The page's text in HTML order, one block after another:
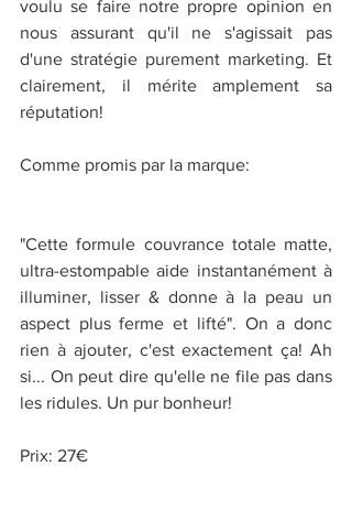
voulu se faire notre propre opinion en
nous assurant qu'il ne s'agissait pas
d'une stratégie purement marketing. Et
clairement, il mérite amplement sa
réputation!
Comme promis par la marque:
"Cette formule couvrance totale matte,
ultra-estompable aide instantanément à
illuminer, lisser & donne à la peau un
aspect plus ferme et lifté". On a donc
rien à ajouter, c'est exactement ça! Ah
si... On peut dire qu'elle ne file pas dans
les ridules. Un pur bonheur!
Prix: 27€